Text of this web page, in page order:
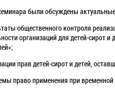
были обсуждены
общественного контроля
организаций для детей-сирот и
прав детей-сирот и детей,
право применения при временной